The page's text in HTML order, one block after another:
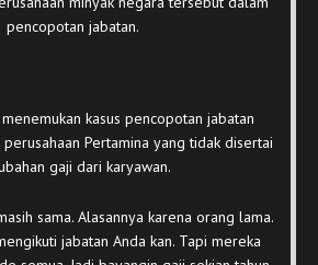
pencopotan jabatan.
kasus pencopotan jabatan
Pertamina yang tidak disertai
gaji dari karyawan.
sama. Alasannya karena orang lama.
jabatan Anda kan. Tapi mereka